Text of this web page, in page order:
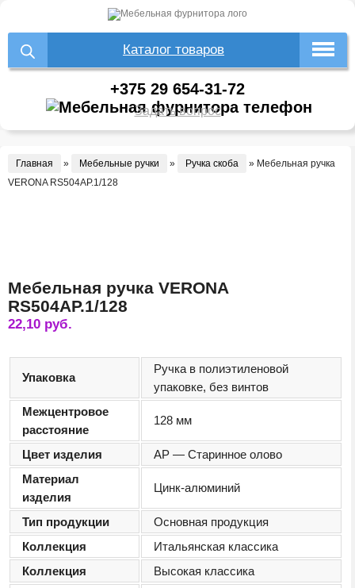
Каталог товаров
+375 29 654-31-72
Задать вопрос
Главная » Мебельные ручки » Ручка скоба » Мебельная ручка
VERONA RS504AP.1/128
Мебельная ручка VERONA
RS504AP.1/128
22,10 руб.
Упаковка
Ручка в полиэтиленовой
упаковке, без винтов
Межцентровое
расстояние
128 мм
Цвет изделия
AP — Cтаринное олово
Материал
изделия
Цинк-алюминий
Тип продукции
Основная продукция
Коллекция
Итальянская классика
Коллекция
Высокая классика